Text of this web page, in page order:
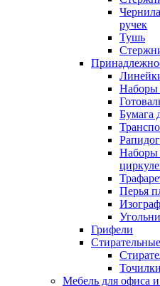
ручек
Тушь
Наборы
Бумага
Наборы
Перья
Грифели
Мебель для офиса